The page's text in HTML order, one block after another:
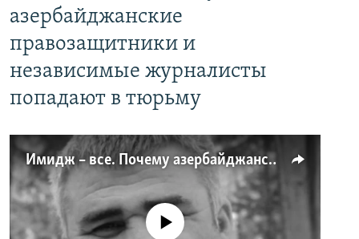
азербайджанские
правозащитники и
независимые журналисты
попадают в тюрьму
Имидж – все. Почему азербайджанские правозащитники и независимые журналисты попадают в тюрьму
No media source currently available